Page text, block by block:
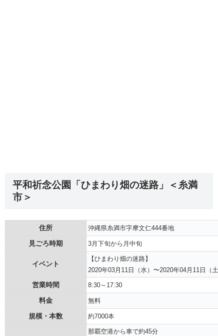
平和祈念公園「ひまわり畑の迷路」＜糸満
市＞
住所 沖縄県糸満市字摩文仁444番地
見ごろ時期 3月下旬から月中旬
イベント
【ひまわり畑の迷路】
2020年03月11日（水）〜2020年04月11日（
営業時間 8:30～17:30
料金 無料
規模・本数 約7000本
那覇空港から車で約45分